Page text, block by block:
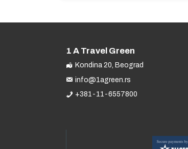
1 A Travel Green
Kondina 20, Beograd
info@1agreen.rs
+381-11-6557800